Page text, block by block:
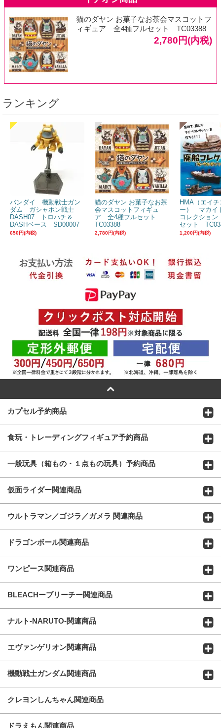
猫のダヤン お菓子なお茶会マスコットフ
ィギュア 全4種フルセット TC03388
2,780円(内税)
ランキング
バンダイ 機動戦士ガン
ダム ガシャポン戦士
DASH07 トロハチ＆
DASHベース SD00007
650円(内税)
猫のダヤン お菓子なお茶
会マスコットフィギュ
ア 全4種フルセット
TC03388
2,780円(内税)
HMA（エイ
ー） マカイ
コレクショ
セット
1,200円(内税)
カプセル予約商品
食玩・トレーディングフィギュア予約商品
一般玩具（箱もの・１点もの玩具）予約商品
仮面ライダー関連商品
ウルトラマン／ゴジラ／ガメラ 関連商品
ドラゴンボール関連商品
ワンピース関連商品
BLEACHーブリーチー関連商品
ナルト-NARUTO-関連商品
エヴァンゲリオン関連商品
機動戦士ガンダム関連商品
クレヨンしんちゃん関連商品
ドラえもん関連商品